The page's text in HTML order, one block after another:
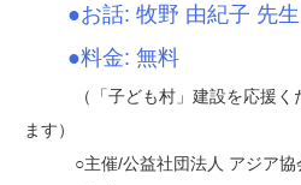
●お話: 牧野 由紀子
●料金: 無料
（「子ども村」建設を応援くだ
ます）
○主催/公益社団法人 アジア協